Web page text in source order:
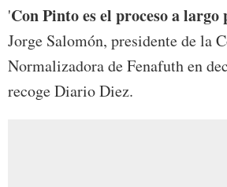
'Con Pinto es el proceso a largo
Jorge Salomón, presidente de la
Normalizadora de Fenafuth en
recoge Diario Diez.